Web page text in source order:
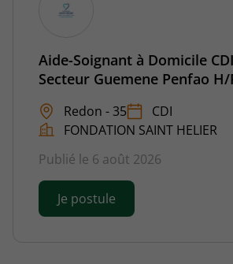
Aide-Soignant à Domicile
Secteur Guemene Penfao H/
Redon - 35
CDI
FONDATION SAINT HELIER
Publié le 6 août 2026
Je postule